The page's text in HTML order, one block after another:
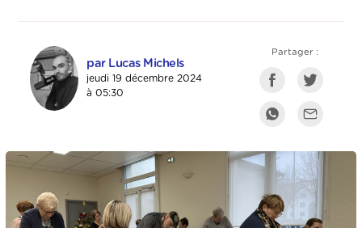
par Lucas Michels
jeudi 19 décembre 2024
à 05:30
Partager :